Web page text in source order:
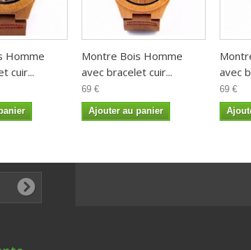
Homme
cuir...
Montre Bois Homme
avec bracelet cuir...
69 €
Ajouter au panier
avec
69 €